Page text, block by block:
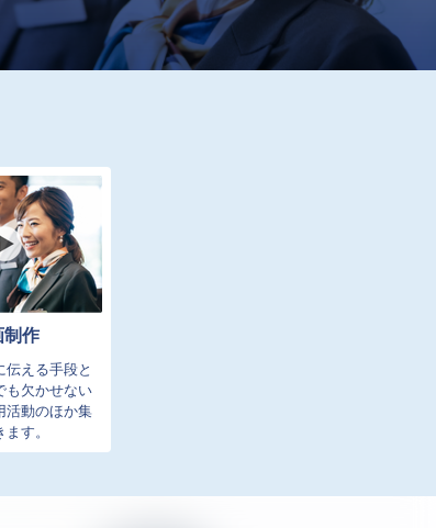
制作
伝える手段と
も欠かせない
活動のほか集
す。